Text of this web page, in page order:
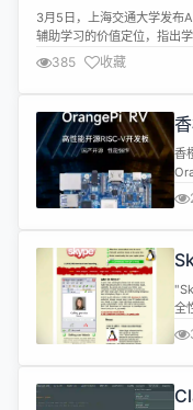
计
3月5日，上海交通大学发布
辅助学习的价值定位，指出
若有相关违规行为，学校将
景，有效治理价值失范现象
来，沪上多所高校从各个角
大学关...
385 收藏
香
载
进
全
尔
人